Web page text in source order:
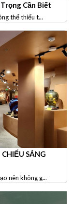
Cần Biết
thể thiếu t...
SÁNG
nên không g...